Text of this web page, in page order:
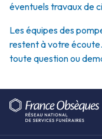
éventuels travaux de
Les équipes des
restent à votre
toute question ou